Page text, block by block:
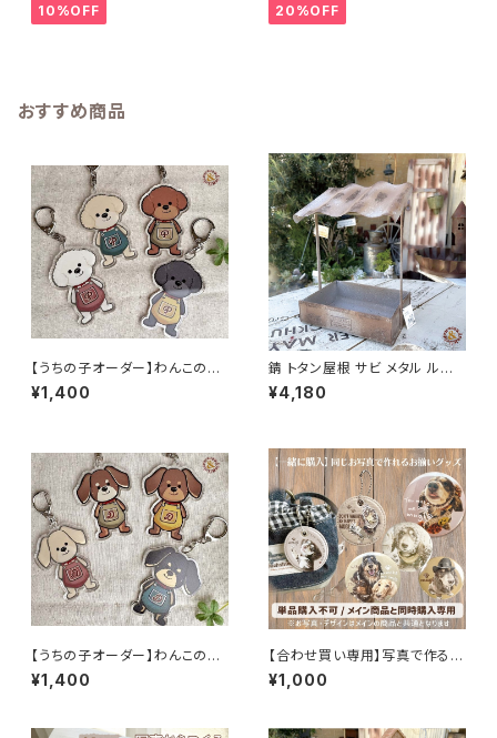
10%OFF 20%OFF
おすすめ商品
【うちの子オーダー】わんこのキ
ーホルダー DOG ロンパースわ
んこ プードル / バッグチャーム
¥1,400
錆 トタン屋根 サビ メタル ルー
フプランター B azi-azi
¥4,180
【うちの子オーダー】わんこのキ
ーホルダー DOG ロンパースわ
んこ ダックスフント / バッグチャ
¥1,400
【合わせ買い専用】写真で作る
うちの子お揃いグッズ｜バッジ・
PUレザーキーホルダー
¥1,000